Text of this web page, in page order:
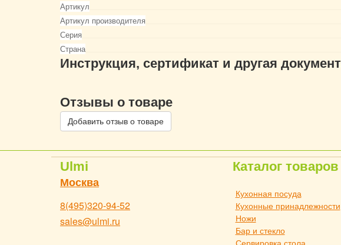
Артикул
Артикул производителя
Серия
Страна
Инструкция, сертификат и другая
Отзывы о товаре
Добавить отзыв о товаре
Ulmi
Москва
8(495)320-94-52
sales@ulmi.ru
Каталог товаров
Кухонная посуда
Кухонные принадлежности
Ножи
Бар и стекло
Сервировка стола